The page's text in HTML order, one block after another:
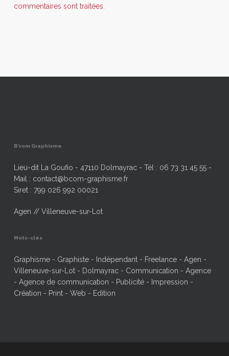
commentaires sont traitées
B’com Graphisme
Lieu-dit La Goufio - 47110 Dolmayrac - Tél : 06 73 31 45 55 -
Mail : contact@bcom-graphisme.fr
Siret : 799 026 992 00021
Agen // Villeneuve-sur-Lot
Mots-clés
Graphisme - Graphiste - Indépendant - Freelance - Agen -
Villeneuve-sur-Lot - Dolmayrac - Communication - Agence
- Agence de communication - Publicité - Impression -
Création - Print - Web - Edition